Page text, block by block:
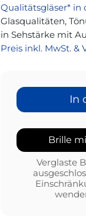
Qualitätsgläser* in
Glasqualitäten,
in Sehstärke mit
Preis inkl. MwSt. &
In
Brille
Verglaste